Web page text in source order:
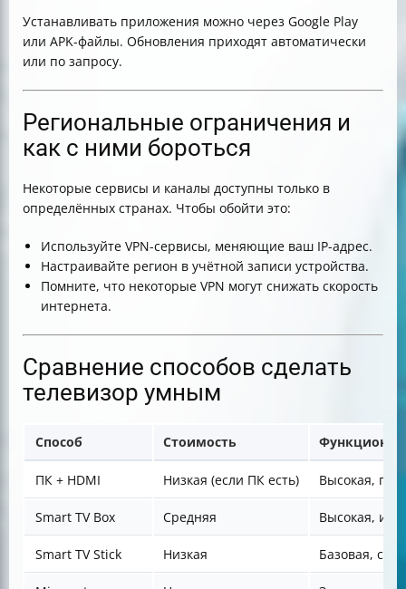
Устанавливать приложения можно через Google Play
или APK-файлы. Обновления приходят автоматически
или по запросу.
Региональные ограничения и
как с ними бороться
Некоторые сервисы и каналы доступны только в
определённых странах. Чтобы обойти это:
Используйте VPN-сервисы, меняющие ваш IP-адрес.
Настраивайте регион в учётной записи устройства.
Помните, что некоторые VPN могут снижать скорость
интернета.
Сравнение способов сделать
телевизор умным
Способ Стоимость
ПК + HDMI Низкая (если ПК есть) Высокая,
Smart TV Box Средняя Высокая,
Smart TV Stick Низкая Базовая,